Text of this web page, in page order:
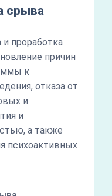
срыва
проработка
причин
к
отказа от
и
и
а также
психоактивных